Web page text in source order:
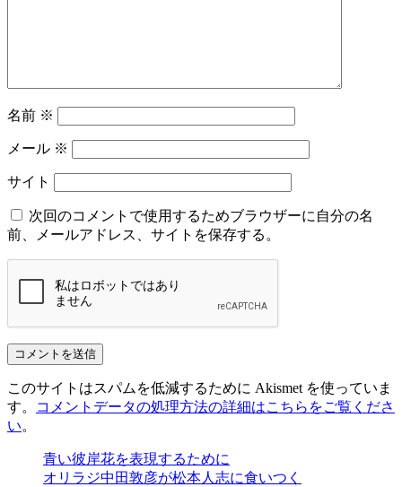
名前 ※
メール ※
サイト
次回のコメントで使用するためブラウザーに自分の名
前、メールアドレス、サイトを保存する。
このサイトはスパムを低減するために Akismet を使っていま
す。
コメントデータの処理方法の詳細はこちらをご覧くださ
い。
青い彼岸花を表現するために
オリラジ中田敦彦が松本人志に食いつく